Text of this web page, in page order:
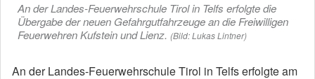
An der Landes-Feuerwehrschule Tirol in Telfs erfolgte die
Übergabe der neuen Gefahrgutfahrzeuge an die Freiwilligen
Feuerwehren Kufstein und Lienz. (Bild: Lukas Lintner)
An der Landes-Feuerwehrschule Tirol in Telfs erfolgte am